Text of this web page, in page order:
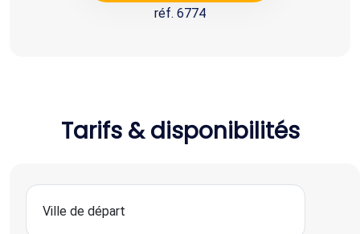
réf. 6774
Tarifs & disponibilités